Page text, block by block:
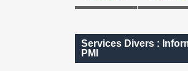
Services Divers :
PMI